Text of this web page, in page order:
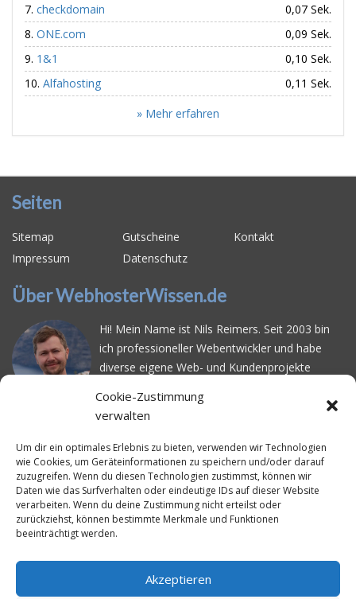
Cookie-Zustimmung
verwalten
Um dir ein optimales Erlebnis zu bieten, verwenden wir Technologien
wie Cookies, um Geräteinformationen zu speichern und/oder darauf
zuzugreifen. Wenn du diesen Technologien zustimmst, können wir
Daten wie das Surfverhalten oder eindeutige IDs auf dieser Website
verarbeiten. Wenn du deine Zustimmung nicht erteilst oder
zurückziehst, können bestimmte Merkmale und Funktionen
beeinträchtigt werden.
Akzeptieren
checkdomain
0,07 Sek.
ONE.com
0,09 Sek.
1&1
0,10 Sek.
Alfahosting
0,11 Sek.
» Mehr erfahren
Seiten
Sitemap Gutscheine
Kontakt
Impressum
Datenschutz
Über WebhosterWissen.de
Hi! Mein Name ist Nils Reimers. Seit 2003 bin
ich professioneller Webentwickler und habe
diverse eigene Web- und Kundenprojekte
schwierig ist gutes Webhosting zu finden: Bei
vielen Anbietern ärgert man sich über
Serverausfälleoder überlangsame
Ladezeiten. Deswegen habe ich im Mai 2016
angefangen, die bekanntesten Webhoster
systematisch zu testen und deren
Erreichbarkeit und Ladezeit für eine typische
Website basierend auf dem beliebten CMS-
System WordPress zu protokollieren. Auf
WebhosterWissen.de werte ich diese